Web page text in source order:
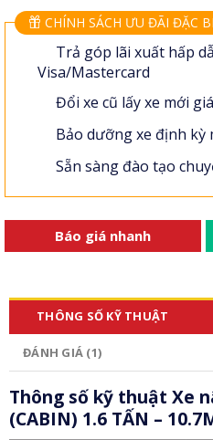
CHÍNH SÁCH ƯU ĐÃI ĐẶC
Trả góp lãi xuất hấp
Visa/Mastercard
Đổi xe cũ lấy xe mới
Bảo dưỡng xe định kỳ
Sẵn sàng đào tạo
Báo giá nhanh
THÔNG SỐ KỸ THUẬT
ĐÁNH GIÁ (1)
Thông số kỹ thuật Xe
(CABIN) 1.6 TẤN –